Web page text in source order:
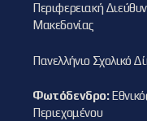
Περιφερειακή
Μακεδονίας
Πανελλήνιο Σχολικό
Φωτόδενδρο:
Περιεχομένου